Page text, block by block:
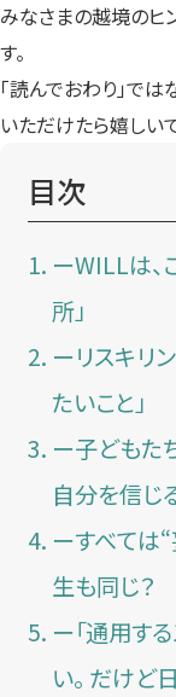
みなさまの越境のヒ
す。
「読んでおわり」で
いただけたら嬉しい
目次
ーWILLは、
所」
ーリスキリ
たいこと」
ー子どもた
自分を信じ
ーすべては
生も同じ？
ー「通用す
い。 だけど